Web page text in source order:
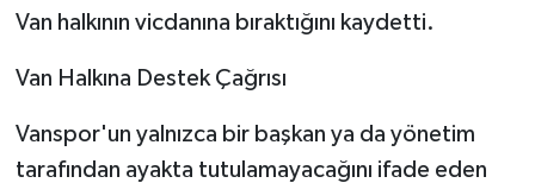
Van halkının vicdanına bıraktığını kaydetti.
Van Halkına Destek Çağrısı
Vanspor'un yalnızca bir başkan ya da yönetim
tarafından ayakta tutulamayacağını ifade eden